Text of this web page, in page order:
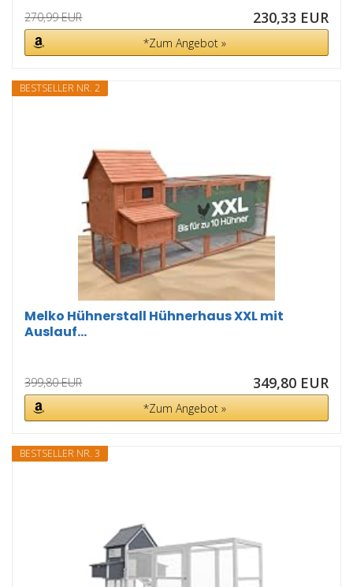
270,99 EUR 230,33 EUR
*Zum Angebot »
BESTSELLER NR. 2
Melko Hühnerstall Hühnerhaus XXL mit
Auslauf...
399,80 EUR 349,80 EUR
*Zum Angebot »
BESTSELLER NR. 3